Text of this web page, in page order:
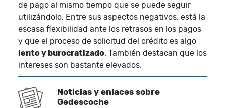
de pago al mismo tiempo que se puede seguir
utilizándolo. Entre sus aspectos negativos, está la
escasa flexibilidad ante los retrasos en los pagos
y que el proceso de solicitud del crédito es algo
lento y burocratizado. También destacan que los
intereses son bastante elevados.
Noticias y enlaces sobre
Gedescoche